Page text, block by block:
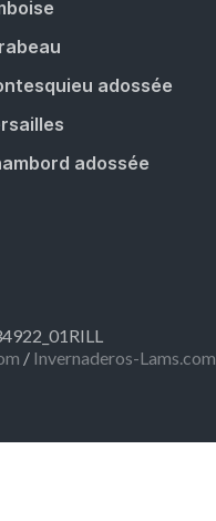
adossée
adossée
/ Invernaderos-Lams.com